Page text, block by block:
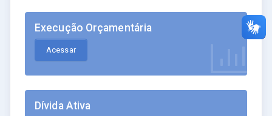
Execução Orçamentária
Acessar
Dívida Ativa